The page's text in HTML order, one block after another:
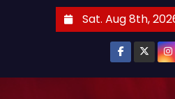
Sat. Aug 8th,